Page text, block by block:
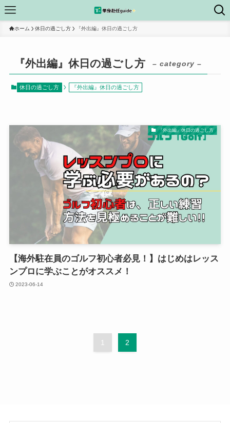
ホーム 休日の過ごし方 『外出編』休日の過ごし方
『外出編』休日の過ごし方 – category –
休日の過ごし方 『外出編』休日の過ごし方
『外出編』休日の過ごし方
【海外駐在員のゴルフ初心者必見！】はじめはレッス
ンプロに学ぶことがオススメ！
2023-06-14
1 2